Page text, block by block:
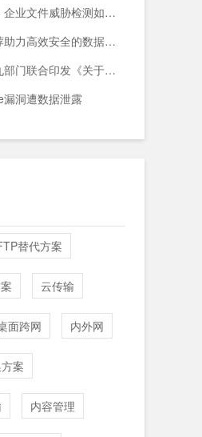
多引擎在线杀毒：企业文件威胁检测如何减少漏报与误报？
安全隔离网闸推荐助力高效安全的数据交换与网络防护
中国人民银行等九部门联合印发《关于加强科技金融领域数据开发利用的通知》
洞遭数据泄露
替代方案
云传输
面跨网 内外网
案
内容管理